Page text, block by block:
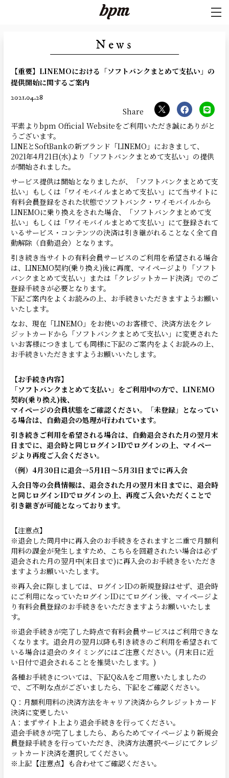
News
【重要】LINEMOにおける「ソフトバンクまとめて支払い」の
提供開始に関するご案内
2021.04.28
平素よりbpm Official Websiteをご利用いただき誠にありがと
うございます。
LINEとSoftBankの新ブランド「LINEMO」におきまして、
2021年4月21日(水)より「ソフトバンクまとめて支払い」の提供
が開始されました。
サービス提供は開始となりましたが、「ソフトバンクまとめて支
払い」もしくは「ワイモバイルまとめて支払い」にて当サイトに
有料会員登録をされた状態でソフトバンク・ワイモバイルから
LINEMOに乗り換えをされた場合、「ソフトバンクまとめて支
払い」もしくは「ワイモバイルまとめて支払い」にて登録されて
いるサービス・コンテンツの決済は引き継がれることなく全て自
動解除（自動退会）となります。
引き続き当サイトの有料会員サービスのご利用を希望される場合
は、LINEMO契約(乗り換え)後に再度、マイページより「ソフト
バンクまとめて支払い」または「クレジットカード決済」でのご
登録手続きが必要となります。
下記ご案内をよくお読みの上、お手続きいただきますようお願い
いたします。
なお、現在「LINEMO」をお使いのお客様で、決済方法をクレ
ジットカードから「ソフトバンクまとめて支払い」に変更された
いお客様につきましても同様に下記のご案内をよくお読みの上、
お手続きいただきますようお願いいたします。
【お手続き内容】
「ソフトバンクまとめて支払い」をご利用中の方で、LINEMO
契約(乗り換え)後、
マイページの会員状態をご確認ください。「未登録」となってい
る場合は、自動退会の処理が行われています。
引き続きご利用を希望される場合は、自動退会された月の翌月末
日までに、退会時と同じログインIDでログインの上、マイペー
ジより再度ご入会ください。
（例）4月30日に退会→5月1日～5月31日までに再入会
入会日等の会員情報は、退会された月の翌月末日までに、退会時
と同じログインIDでログインの上、再度ご入会いただくことで
引き継ぎが可能となっております。
【注意点】
※退会した同月中に再入会のお手続きをされますと二重で月額利
用料の課金が発生しますため、こちらを回避されたい場合は必ず
退会された月の翌月中(末日まで)に再入会のお手続きをいただき
ますようお願いいたします。
※再入会に際しましては、ログインIDの新規登録はせず、退会時
にご利用になっていたログインIDにてログイン後、マイページよ
り有料会員登録のお手続きをいただきますようお願いいたしま
す。
※退会手続きが完了した時点で有料会員サービスはご利用できな
くなります。退会月の翌月以降も引き続きのご利用を希望されて
いる場合は退会のタイミングにはご注意ください。(月末日に近
い日付で退会されることを推奨いたします。)
各種お手続きについては、下記Q&Aをご用意いたしましたの
で、ご不明な点がございましたら、下記をご確認ください。
Q：月額利用料の決済方法をキャリア決済からクレジットカード
決済に変更したい
A：まずサイト上より退会手続きを行ってください。
退会手続きが完了しましたら、あらためてマイページより新規会
員登録手続きを行っていただき、決済方法選択ページにてクレジ
ットカード決済を選択してください。
※上記【注意点】も合わせてご確認ください。